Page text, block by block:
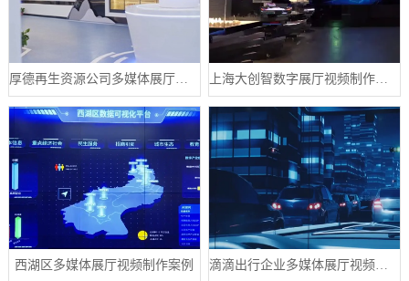
西湖区多媒体展厅视频制作案例 滴滴出行企业多媒体展厅视频制作案例